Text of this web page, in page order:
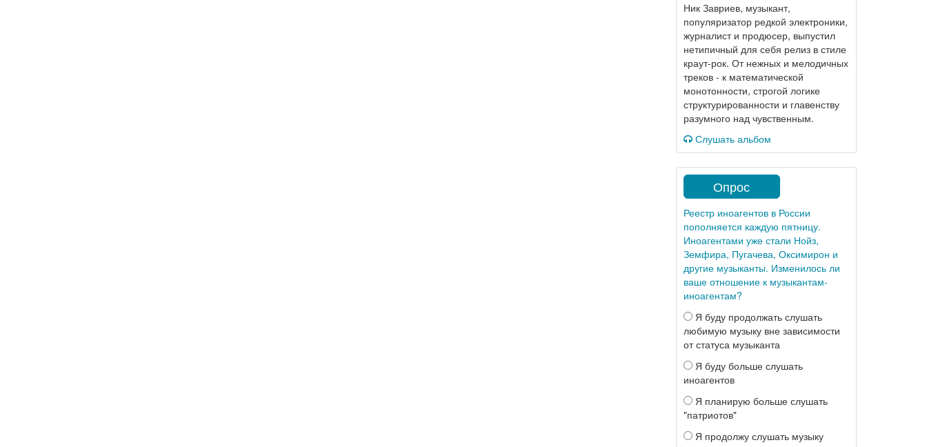
Ник Завриев, музыкант,
популяризатор редкой электроники,
журналист и продюсер, выпустил
нетипичный для себя релиз в стиле
краут-рок. От нежных и мелодичных
треков - к математической
монотонности, строгой логике
структурированности и главенству
разумного над чувственным.
Слушать альбом
Опрос
Реестр иноагентов в России
пополняется каждую пятницу.
Иноагентами уже стали Нойз,
Земфира, Пугачева, Оксимирон и
другие музыканты. Изменилось ли
ваше отношение к музыкантам-
иноагентам?
Я буду продолжать слушать
любимую музыку вне зависимости
от статуса музыканта
Я буду больше слушать
иноагентов
Я планирую больше слушать
"патриотов"
Я продолжу слушать музыку